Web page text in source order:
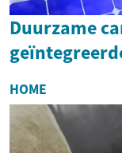
Duurzame
HOME